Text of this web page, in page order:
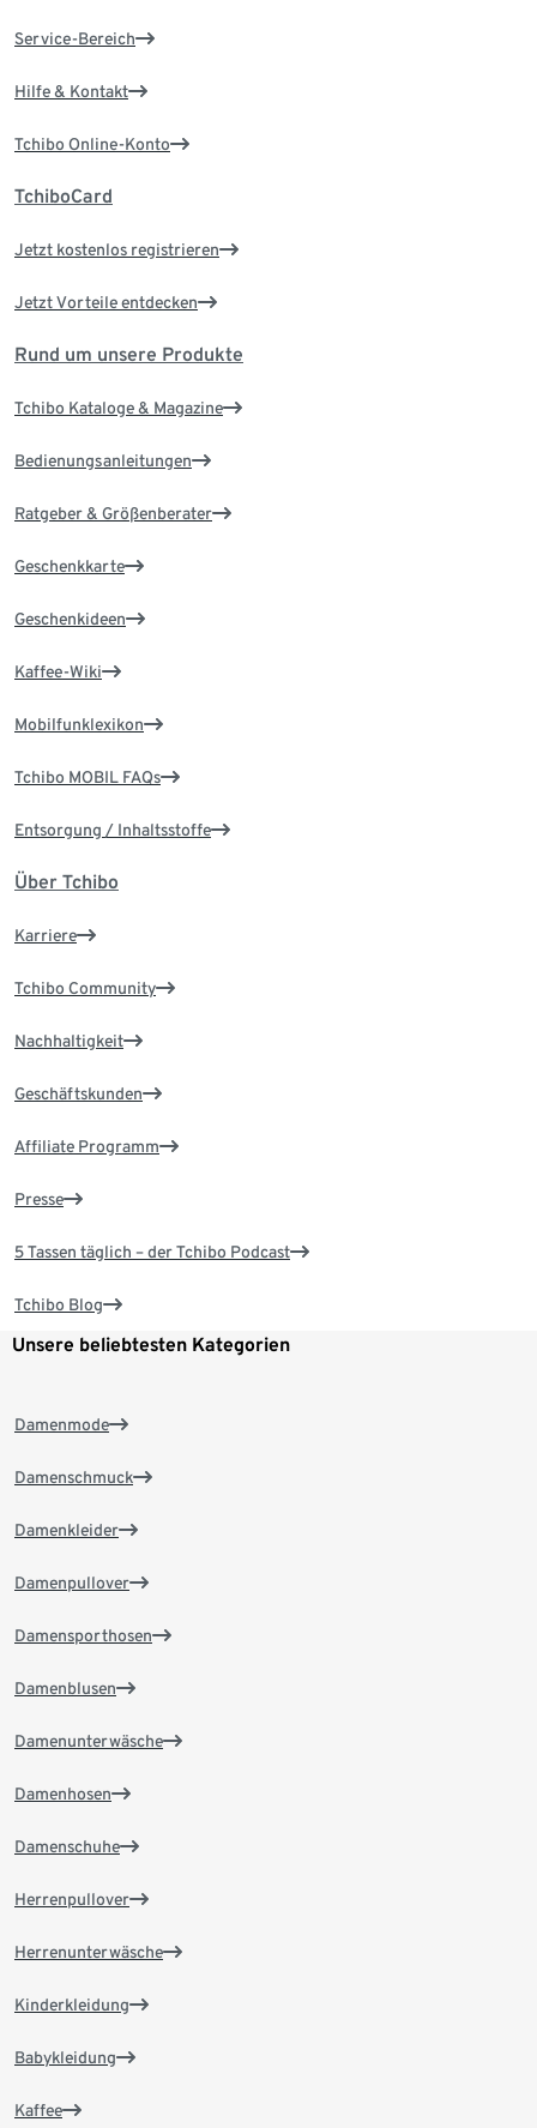
Service-Bereich
Hilfe & Kontakt
Tchibo Online-Konto
TchiboCard
Jetzt kostenlos registrieren
Jetzt Vorteile entdecken
Rund um unsere Produkte
Tchibo Kataloge & Magazine
Bedienungsanleitungen
Ratgeber & Größenberater
Geschenkkarte
Geschenkideen
Kaffee-Wiki
Mobilfunklexikon
Tchibo MOBIL FAQs
Entsorgung / Inhaltsstoffe
Über Tchibo
Karriere
Tchibo Community
Nachhaltigkeit
Geschäftskunden
Affiliate Programm
Presse
5 Tassen täglich – der Tchibo Podcast
Tchibo Blog
Unsere beliebtesten Kategorien
Damenmode
Damenschmuck
Damenkleider
Damenpullover
Damensporthosen
Damenblusen
Damenunterwäsche
Damenhosen
Damenschuhe
Herrenpullover
Herrenunterwäsche
Kinderkleidung
Babykleidung
Kaffee